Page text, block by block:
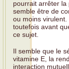
pourrait arrêter la
semble être de
ou moins
toutefois avant
ce sujet.
Il semble que le
vitamine E, la
interaction